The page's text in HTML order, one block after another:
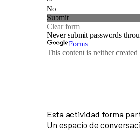
Esta actividad forma
Un espacio de